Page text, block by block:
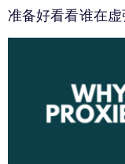
准备好看看谁在虚